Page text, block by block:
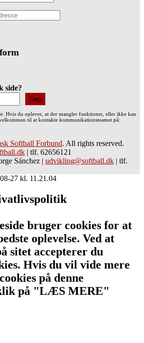
side?
Søg
Hvis du oplever, at der mangler funktioner, eller ikke kan
til at kontakte kommunikationsteamet på:
Softball Forbund. All rights reserved.
| tlf. 62656121
Sánchez | udvikling@softball.dk | tlf.
bruger cookies for at
oplevelse. Ved at
sitet accepterer du
Hvis du vil vide mere
på denne
på "LÆS MERE"